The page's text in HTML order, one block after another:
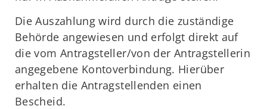
Die Auszahlung wird durch die zuständige
Behörde angewiesen und erfolgt direkt auf
die vom Antragsteller/von der Antragstellerin
angegebene Kontoverbindung. Hierüber
erhalten die Antragstellenden einen
Bescheid.